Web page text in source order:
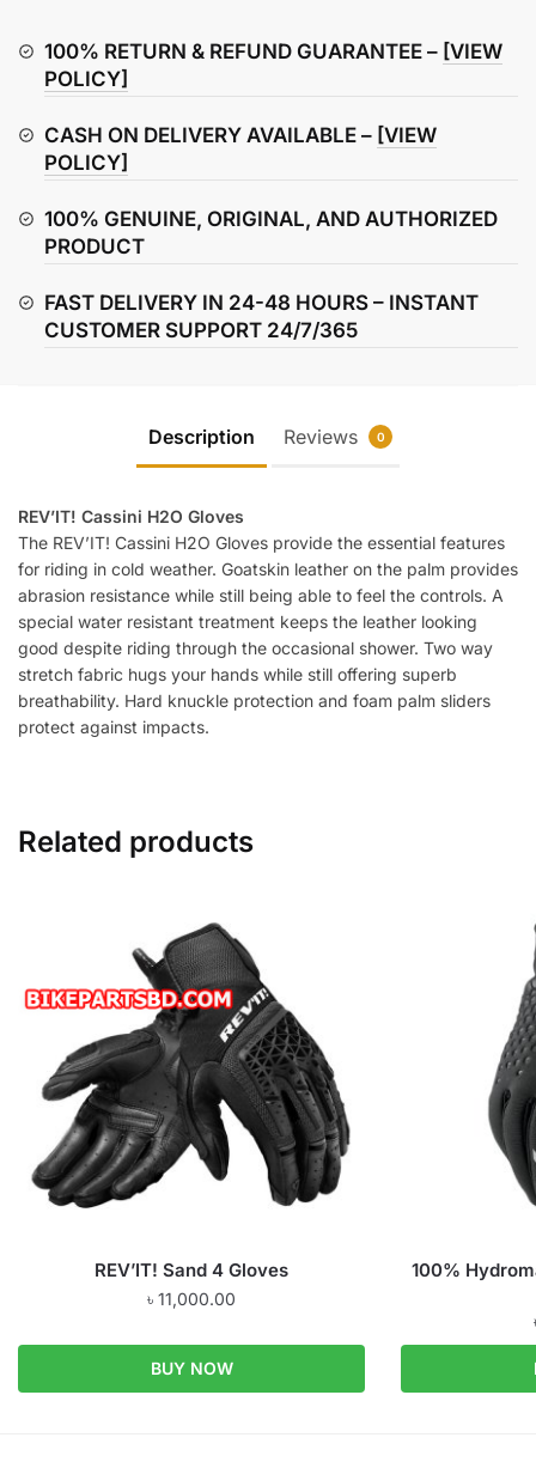
quantity
100% RETURN & REFUND GUARANTEE – [VIEW
POLICY]
CASH ON DELIVERY AVAILABLE – [VIEW
POLICY]
100% GENUINE, ORIGINAL, AND AUTHORIZED
PRODUCT
FAST DELIVERY IN 24-48 HOURS – INSTANT
CUSTOMER SUPPORT 24/7/365
Description Reviews 0
REV’IT! Cassini H2O Gloves
The REV’IT! Cassini H2O Gloves provide the essential features
for riding in cold weather. Goatskin leather on the palm provides
abrasion resistance while still being able to feel the controls. A
special water resistant treatment keeps the leather looking
good despite riding through the occasional shower. Two way
stretch fabric hugs your hands while still offering superb
breathability. Hard knuckle protection and foam palm sliders
protect against impacts.
Related products
REV’IT! Sand 4 Gloves
৳ 11,000.00
BUY NOW
100%